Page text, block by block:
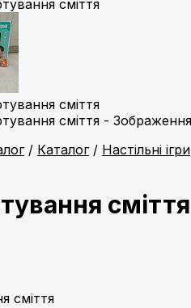
/ Каталог/ Настільні ігри
сміття
сміття